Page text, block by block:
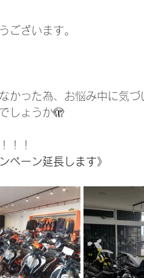
ございます。
かった為、お悩み中に気づ
しょうか🫣
！！
ペーン延長します》